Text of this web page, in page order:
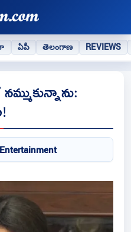
ఏపీ తెలంగాణ REVIEWS
Entertainment